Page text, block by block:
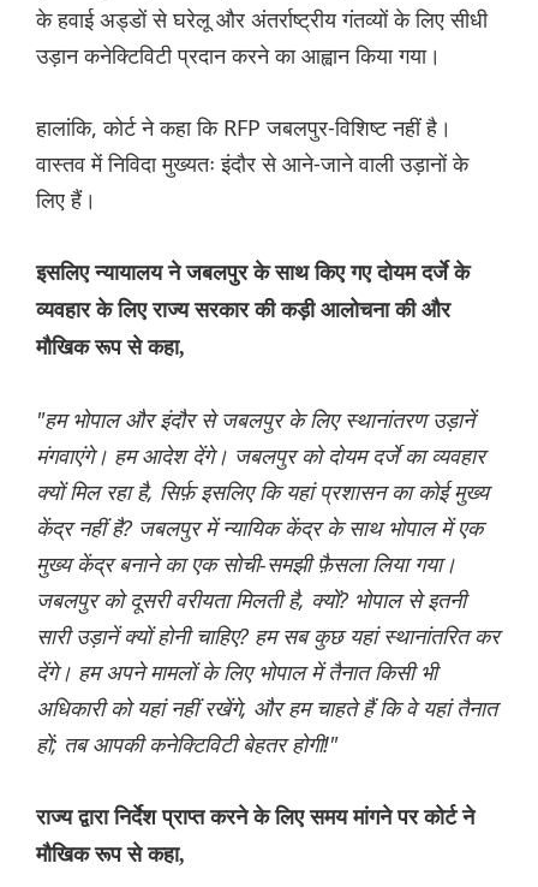
के हवाई अड्डों से घरेलू और अंतर्राष्ट्रीय गंतव्यों के लिए सीधी
उड़ान कनेक्टिविटी प्रदान करने का आह्वान किया गया।
हालांकि, कोर्ट ने कहा कि RFP जबलपुर-विशिष्ट नहीं है।
वास्तव में निविदा मुख्यतः इंदौर से आने-जाने वाली उड़ानों के
लिए हैं।
इसलिए न्यायालय ने जबलपुर के साथ किए गए दोयम दर्जे के
व्यवहार के लिए राज्य सरकार की कड़ी आलोचना की और
मौखिक रूप से कहा,
"हम भोपाल और इंदौर से जबलपुर के लिए स्थानांतरण उड़ानें
मंगवाएंगे। हम आदेश देंगे। जबलपुर को दोयम दर्जे का व्यवहार
क्यों मिल रहा है, सिर्फ़ इसलिए कि यहां प्रशासन का कोई मुख्य
केंद्र नहीं है? जबलपुर में न्यायिक केंद्र के साथ भोपाल में एक
मुख्य केंद्र बनाने का एक सोची-समझी फ़ैसला लिया गया।
जबलपुर को दूसरी वरीयता मिलती है, क्यों? भोपाल से इतनी
सारी उड़ानें क्यों होनी चाहिए? हम सब कुछ यहां स्थानांतरित कर
देंगे। हम अपने मामलों के लिए भोपाल में तैनात किसी भी
अधिकारी को यहां नहीं रखेंगे, और हम चाहते हैं कि वे यहां तैनात
हों; तब आपकी कनेक्टिविटी बेहतर होगी!"
राज्य द्वारा निर्देश प्राप्त करने के लिए समय मांगने पर कोर्ट ने
मौखिक रूप से कहा,